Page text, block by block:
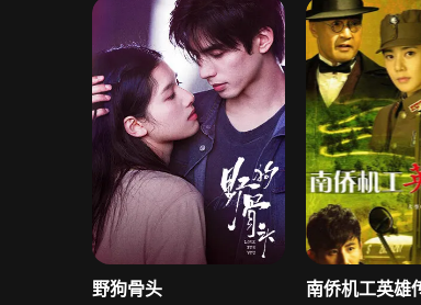
野狗骨头